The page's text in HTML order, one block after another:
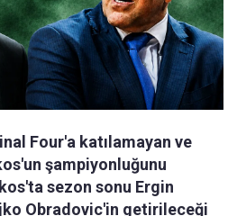
Four'a katılamayan ve
şampiyonluğunu
sezon sonu Ergin
Obradovic'in getirileceği